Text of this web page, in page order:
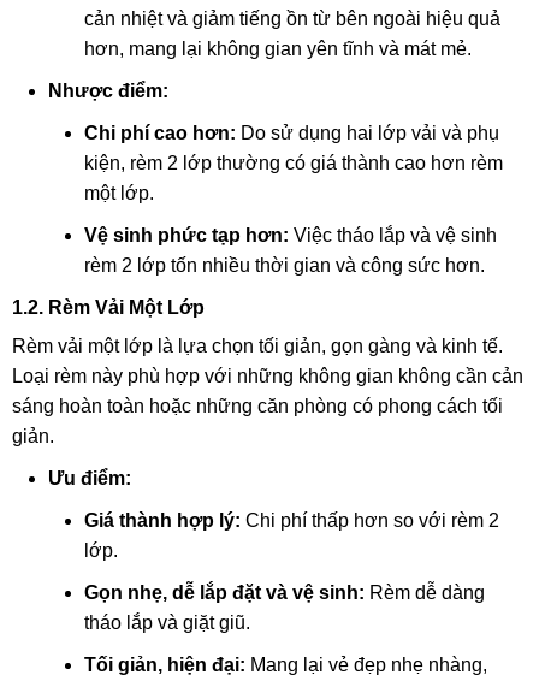
cản nhiệt và giảm tiếng ồn từ bên ngoài hiệu quả
hơn, mang lại không gian yên tĩnh và mát mẻ.
Nhược điểm:
Chi phí cao hơn: Do sử dụng hai lớp vải và phụ
kiện, rèm 2 lớp thường có giá thành cao hơn rèm
một lớp.
Vệ sinh phức tạp hơn: Việc tháo lắp và vệ sinh
rèm 2 lớp tốn nhiều thời gian và công sức hơn.
1.2. Rèm Vải Một Lớp
Rèm vải một lớp là lựa chọn tối giản, gọn gàng và kinh tế.
Loại rèm này phù hợp với những không gian không cần cản
sáng hoàn toàn hoặc những căn phòng có phong cách tối
giản.
Ưu điểm:
Giá thành hợp lý: Chi phí thấp hơn so với rèm 2
lớp.
Gọn nhẹ, dễ lắp đặt và vệ sinh: Rèm dễ dàng
tháo lắp và giặt giũ.
Tối giản, hiện đại: Mang lại vẻ đẹp nhẹ nhàng,